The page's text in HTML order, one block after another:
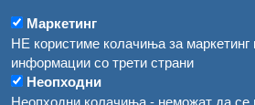
Маркетинг
НЕ користиме колачиња за
информации со трети страни
Неопходни
Неопходни колачиња - неможат да се
Водата во Гостивар може да се користи како техничка, продолжува испораката на флаширана вода
Во Гостивар спроведени 70 вонредни контроли
Забрани